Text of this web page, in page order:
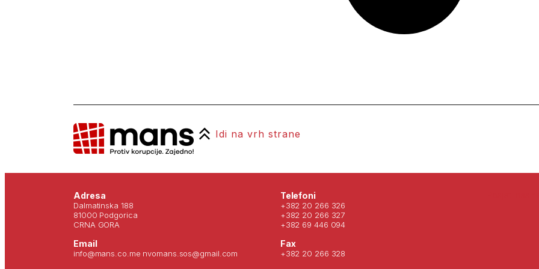
Idi na vrh strane
Adresa
Dalmatinska 188
81000 Podgorica
CRNA GORA
Email
info@mans.co.me nvomans.sos@gmail.com
Telefoni
+382 20 266 326
+382 20 266 327
+382 69 446 094
Fax
+382 20 266 328